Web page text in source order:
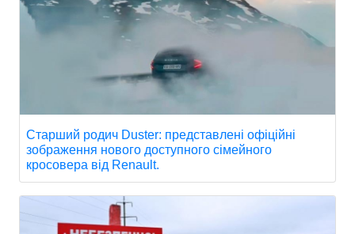
Старший родич Duster: представлені офіційні
зображення нового доступного сімейного
кросовера від Renault.